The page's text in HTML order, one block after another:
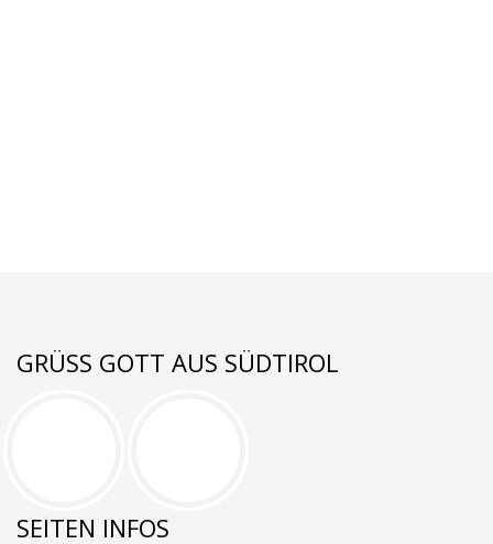
GRÜSS GOTT AUS SÜDTIROL
SEITEN INFOS